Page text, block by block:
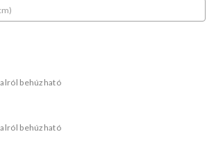
behúzható
behúzható